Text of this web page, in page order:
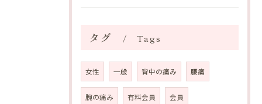
タグ Tags
女性 一般 背中の痛み 腰痛
腕の痛み 有料会員 会員